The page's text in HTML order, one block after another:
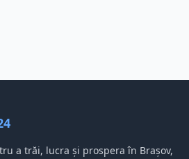
a trăi, lucra și prospera în Brașov,